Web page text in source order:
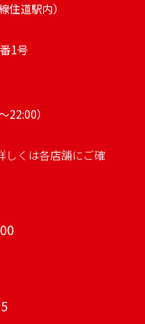
住道駅内）
1号
）
しくは各店舗にご確